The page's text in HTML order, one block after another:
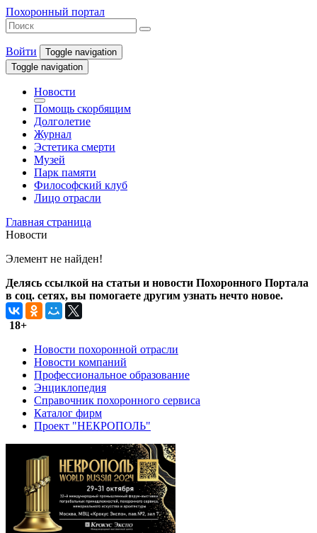
Похоронный портал
Войти
Toggle navigation
Toggle navigation
Новости
Помощь скорбящим
Долголетие
Журнал
Эстетика смерти
Музей
Парк памяти
Философский клуб
Лицо отрасли
Главная страница
Новости
Элемент не найден!
Делясь ссылкой на статьи и новости Похоронного Портала
в соц. сетях, вы помогаете другим узнать нечто новое.
18+
Новости похоронной отрасли
Новости компаний
Профессиональное образование
Энциклопедия
Справочник похоронного сервиса
Каталог фирм
Проект "НЕКРОПОЛЬ"